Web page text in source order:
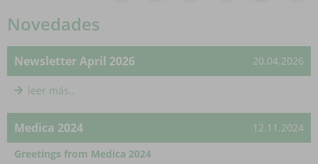
Novedades
Newsletter April 2026 20.04.2026
leer más..
Medica 2024
12.11.2024
Greetings from Medica 2024